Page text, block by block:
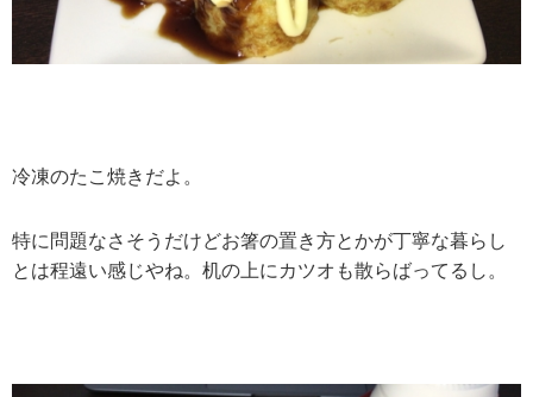
冷凍のたこ焼きだよ。
特に問題なさそうだけどお箸の置き方とかが丁寧な暮らし
とは程遠い感じやね。机の上にカツオも散らばってるし。